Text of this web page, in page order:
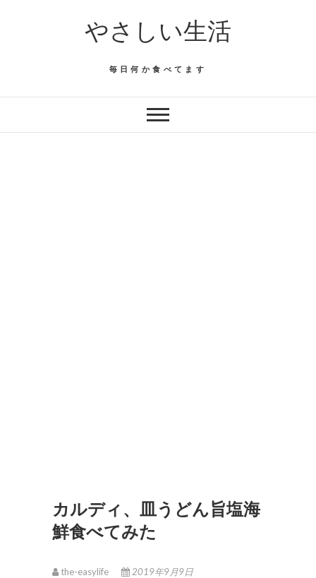
やさしい生活
毎日何か食べてます
カルディ、皿うどん旨塩海
鮮食べてみた
the-easylife 2019年9月9日